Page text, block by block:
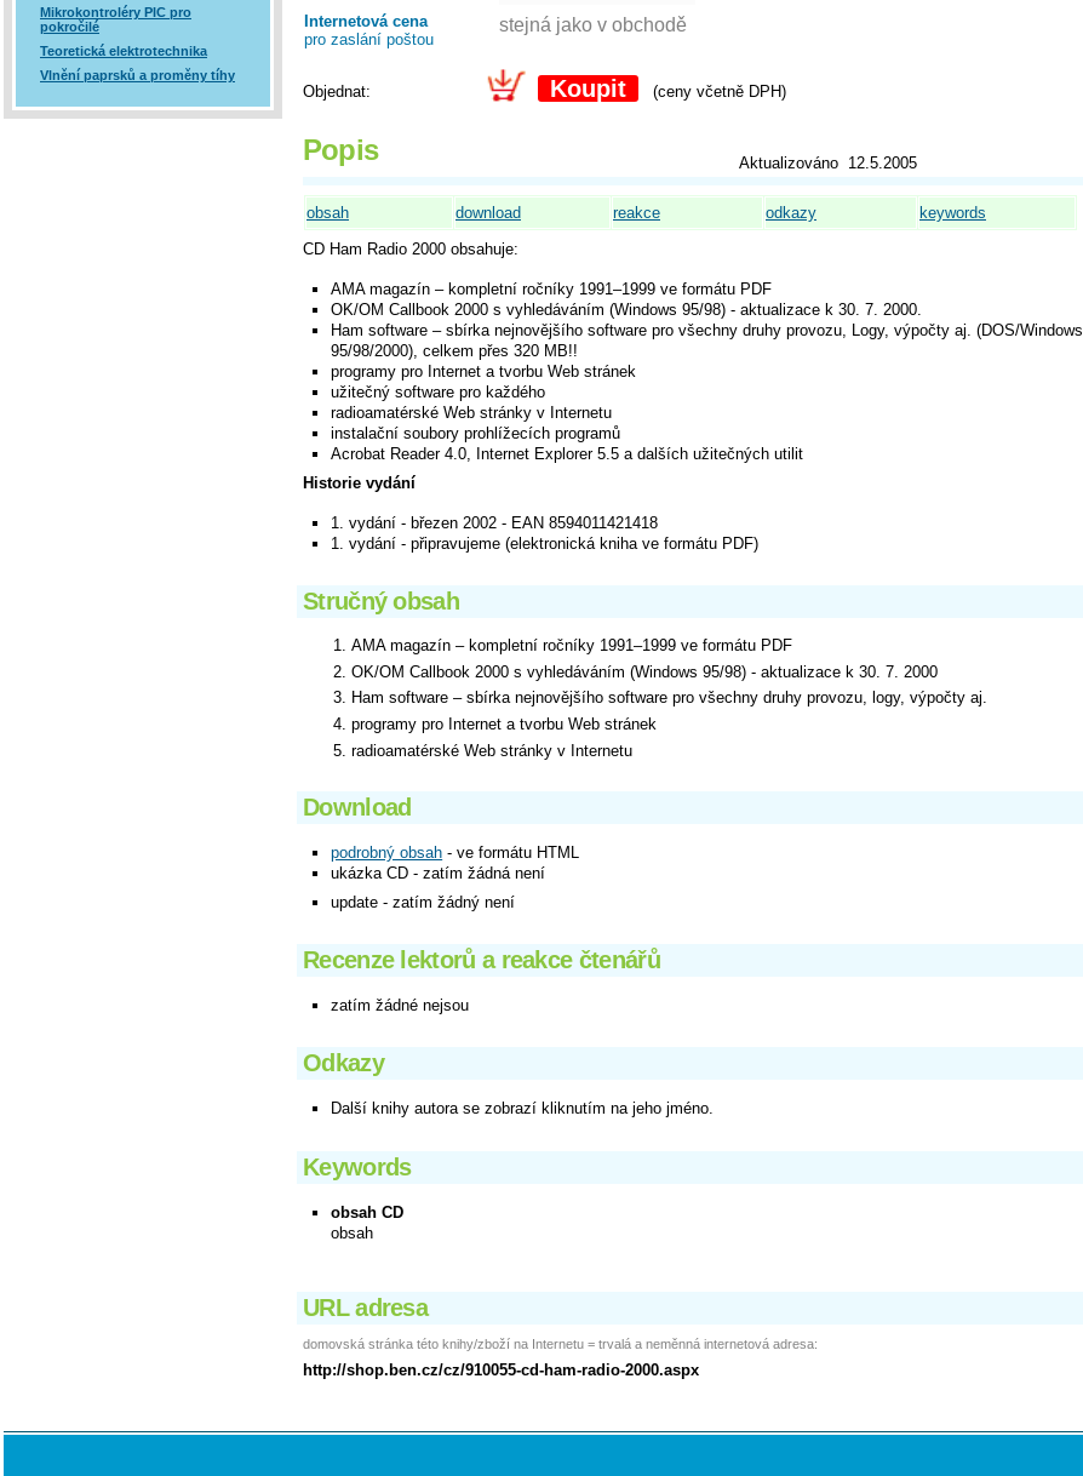
Internetová cena
pro zaslání poštou
Objednat: Koupit (ceny včetně DPH)
Aktualizováno 12.5.2005
Popis
obsah download reakce odkazy keywords
CD Ham Radio 2000 obsahuje:
AMA magazín – kompletní ročníky 1991–1999 ve formátu PDF
OK/OM Callbook 2000 s vyhledáváním (Windows 95/98) - aktualizace k 30. 7. 2000.
Ham software – sbírka nejnovějšího software pro všechny druhy provozu, Logy, výpočty aj. (DOS/Windows
95/98/2000), celkem přes 320 MB!!
programy pro Internet a tvorbu Web stránek
užitečný software pro každého
radioamatérské Web stránky v Internetu
instalační soubory prohlížecích programů
Acrobat Reader 4.0, Internet Explorer 5.5 a dalších užitečných utilit
Historie vydání
1. vydání - březen 2002 - EAN 8594011421418
1. vydání - připravujeme (elektronická kniha ve formátu PDF)
Stručný obsah
AMA magazín – kompletní ročníky 1991–1999 ve formátu PDF
OK/OM Callbook 2000 s vyhledáváním (Windows 95/98) - aktualizace k 30. 7. 2000
Ham software – sbírka nejnovějšího software pro všechny druhy provozu, logy, výpočty aj.
programy pro Internet a tvorbu Web stránek
radioamatérské Web stránky v Internetu
Download
podrobný obsah - ve formátu HTML
ukázka CD - zatím žádná není
update - zatím žádný není
Recenze lektorů a reakce čtenářů
zatím žádné nejsou
Odkazy
Další knihy autora se zobrazí kliknutím na jeho jméno.
Keywords
obsah CD
obsah
URL adresa
domovská stránka této knihy/zboží na Internetu = trvalá a neměnná internetová adresa:
http://shop.ben.cz/cz/910055-cd-ham-radio-2000.aspx
Mikrokontroléry PIC pro
pokročilé
Teoretická elektrotechnika
Vlnění paprsků a proměny tíhy